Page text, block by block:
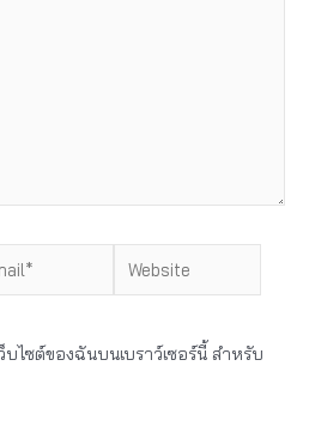
Website
ไซต์ของฉันบนเบราว์เซอร์นี้ สำหรับ